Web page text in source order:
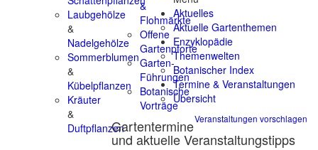
Laubgehölze
&
Nadelgehölze
Sommerblumen
&
Kübelpflanzen
Kräuter
&
Duftpflanzen
&
Flohmärkte
Offene
Gartenpforte
Garten-
Führungen
Botanische
Vorträge
Veranstaltungen vorschlagen
Gartentermine
und aktuelle Veranstaltungstipps
Aktuelles
Aktuelle Gartenthemen
Enzyklopädie
Themenwelten
Botanischer Index
Termine & Veranstaltungen
Übersicht